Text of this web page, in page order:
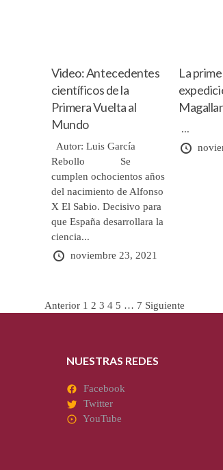
Video: Antecedentes
científicos de la
Primera Vuelta al
Mundo
Autor: Luis García
Rebollo Se
cumplen ochocientos años
del nacimiento de Alfonso
X El Sabio. Decisivo para
que España desarrollara la
ciencia...
noviembre 23, 2021
La
...
Paginación
entradas
Anterior 1 2 3 4 5 … 7 Siguiente
NUESTRAS REDES
Facebook
Twitter
YouTube